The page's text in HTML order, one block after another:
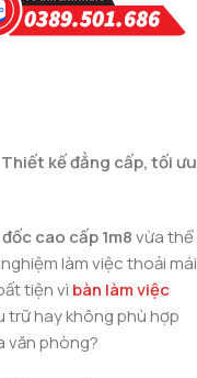
Thiết kế đẳng cấp, tối ưu
cao cấp 1m8vừa thể
làm việc thoải mái
tiện vì bàn làm việc
trữ hay không phù hợp
văn phòng?